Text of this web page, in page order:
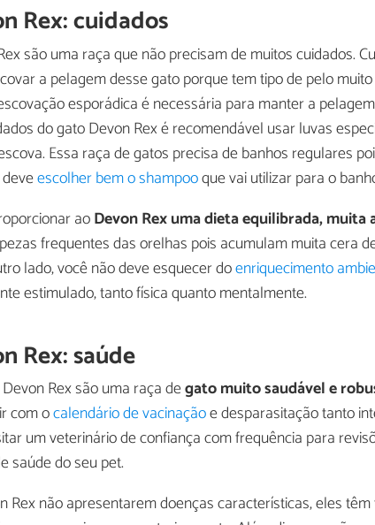
Rex: cuidados
são uma raça que não precisam de muitos cuidados.
a pelagem desse gato porque tem tipo de pelo
esporádica é necessária para manter a
do gato Devon Rex é recomendável usar luvas
Essa raça de gatos precisa de banhos regulares
escolher bem o shampooque vai utilizar para o
aoDevon Rex uma dieta equilibrada, muita
frequentes das orelhas pois acumulam muita cera
lado, você não deve esquecer doenriquecimento
estimulado, tanto física quanto mentalmente.
Rex: saúde
Rex são uma raça degato muito saudável e
com ocalendário de vacinaçãoe desparasitação tanto
um veterinário de confiança com frequência para
saúde do seu pet.
Rex não apresentarem doenças características, eles